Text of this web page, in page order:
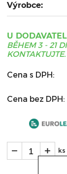
Výrobce:
U
BĚHEM 3 - 21
KONTAKTUJTE.
Cena s DPH:
Cena bez DPH:
ks